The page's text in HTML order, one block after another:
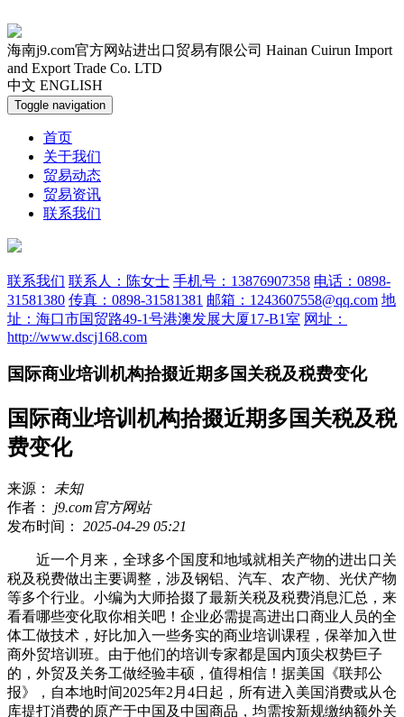
海南j9.com官方网站进出口贸易有限公司 Hainan Cuirun Import
and Export Trade Co. LTD
中文 ENGLISH
Toggle navigation
首页
关于我们
贸易动态
贸易资讯
联系我们
联系我们 联系人：陈女士 手机号：13876907358 电话：0898-
31581380 传真：0898-31581381 邮箱：1243607558@qq.com 地
址：海口市国贸路49-1号港澳发展大厦17-B1室 网址：
http://www.dscj168.com
国际商业培训机构拾掇近期多国关税及税费变化
国际商业培训机构拾掇近期多国关税及税
费变化
来源：
未知
作者： j9.com官方网站
发布时间： 2025-04-29 05:21
近一个月来，全球多个国度和地域就相关产物的进出口关
税及税费做出主要调整，涉及钢铝、汽车、农产物、光伏产物
等多个行业。小编为大师拾掇了最新关税及税费消息汇总，来
看看哪些变化取你相关吧！企业必需提高进出口商业人员的全
体工做技术，好比加入一些务实的商业培训课程，保举加入世
商外贸培训班。由于他们的培训专家都是国内顶尖权势巨子
的，外贸及关务工做经验丰硕，值得相信！据美国《联邦公
报》，自本地时间2025年2月4日起，所有进入美国消费或从仓
库提打消费的原产于中国及中国商品，均需按新规缴纳额外关